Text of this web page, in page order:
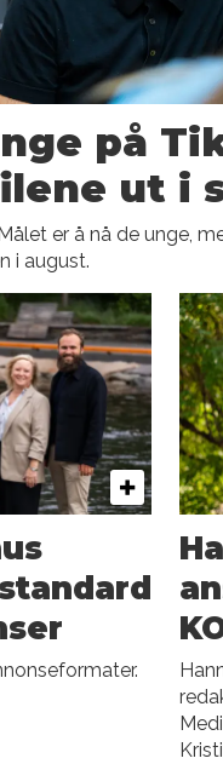
på
ut i
er å nå de unge,
i august.